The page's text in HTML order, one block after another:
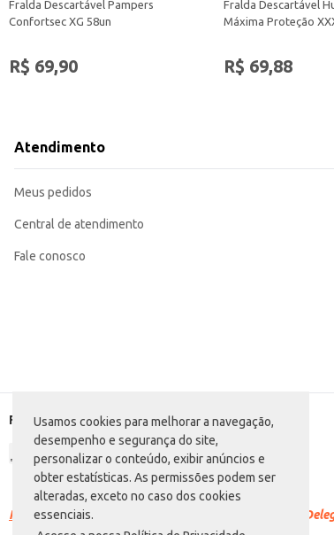
Usamos cookies para melhorar a navegação,
desempenho e segurança do site,
personalizar o conteúdo, exibir anúncios e
obter estatísticas. As permissões podem ser
alteradas, exceto no caso dos cookies
essenciais.
Fralda Descartável Pampers
Confortsec XG 58un
R$ 69,90
Fralda Descartável
Máxima Proteção
R$ 69,88
Atendimento
Meus pedidos
Central de atendimento
Fale conosco
Formas de pagamento
Racismo é crime. Denuncie. Disque 100 ou procure a